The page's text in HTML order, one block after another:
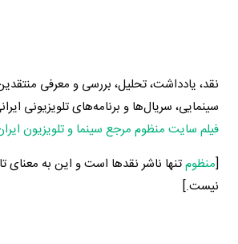
نقد، یادداشت، تحلیل، بررسی و معرفی
سینمایی، سریال‌ها و برنامه‌های تلویزیونی
فیلم سایت منظوم مرجع سینما و تلویزیون
[منظومتنها ناشر نقدها است و این به معنای
نیست.]